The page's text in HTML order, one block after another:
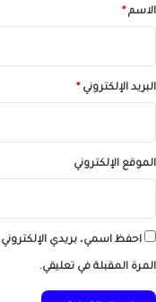
*الاسم *
البريد الإلكتروني *
الموقع الإلكتروني
احفظ اسمي، بريدي
المرة المقبلة في تعليقي.